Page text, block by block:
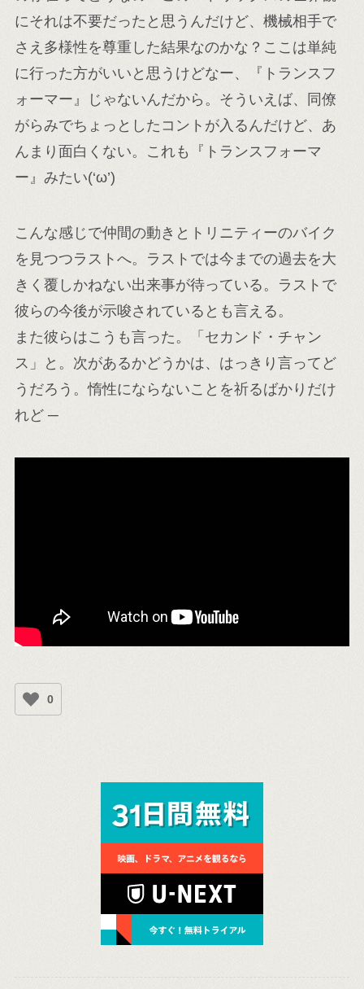
にそれは不要だったと思うんだけど、機械相手で
さえ多様性を尊重した結果なのかな？ここは単純
に行った方がいいと思うけどなー、『トランスフ
ォーマー』じゃないんだから。そういえば、同僚
がらみでちょっとしたコントが入るんだけど、あ
んまり面白くない。これも『トランスフォーマ
ー』みたい(‘ω’)
こんな感じで仲間の動きとトリニティーのバイク
を見つつラストへ。ラストでは今までの過去を大
きく覆しかねない出来事が待っている。ラストで
彼らの今後が示唆されているとも言える。
また彼らはこうも言った。「セカンド・チャン
ス」と。次があるかどうかは、はっきり言ってど
うだろう。惰性にならないことを祈るばかりだけ
れど ─
0